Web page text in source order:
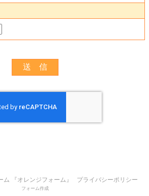
『オレンジフォーム』 プライバシーポリシー
フォーム作成